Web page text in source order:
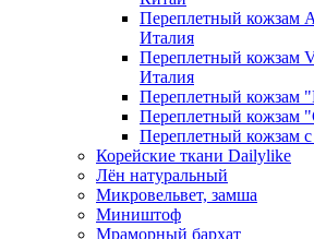
Переплетный кожзам
Италия
Переплетный кожзам
Италия
Переплетный кожзам
Переплетный кожзам
Переплетный кожзам
Корейские ткани Dailylike
Лён натуральный
Микровельвет, замша
Миништоф
Мраморный бархат